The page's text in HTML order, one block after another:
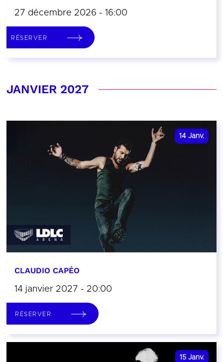
27 décembre 2026 - 16:00
RÉSERVER
JANVIER 2027
14 Janv.
CLAUDIO CAPÉO
14 janvier 2027 - 20:00
RÉSERVER
15 Janv.